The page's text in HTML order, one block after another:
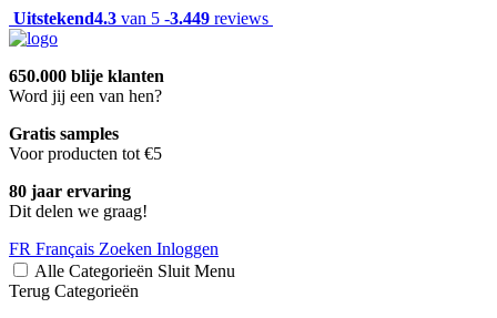
Uitstekend4.3 van 5 -3.449 reviews
650.000 blije klanten
Word jij een van hen?
Gratis samples
Voor producten tot €5
80 jaar ervaring
Dit delen we graag!
FR Français Zoeken Inloggen
Alle Categorieën Sluit Menu
Terug Categorieën